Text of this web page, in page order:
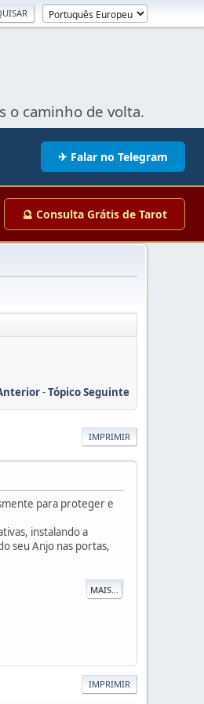
o caminho de volta.
✈ Falar no Telegram
🔮 Consulta Grátis de Tarot
-Tópico Seguinte
IMPRIMIR
para proteger e
instalando a
seu Anjo nas portas,
MAIS...
IMPRIMIR